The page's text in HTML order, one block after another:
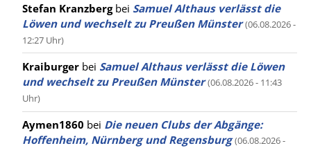
Stefan Kranzbergbei Samuel Althaus verlässt die
Löwen und wechselt zu Preußen Münster (06.08.2026 -
12:27 Uhr)
Kraiburger bei Samuel Althaus verlässt die Löwen
und wechselt zu Preußen Münster (06.08.2026 - 11:43
Uhr)
Aymen1860 bei Die neuen Clubs der Abgänge:
Hoffenheim, Nürnberg und Regensburg (06.08.2026 -